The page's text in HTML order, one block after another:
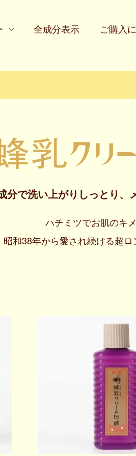
全成分表示 ご購入
分で洗い上がりしっとり、
ハチミツでお肌のキ
昭和38年から愛され続ける超